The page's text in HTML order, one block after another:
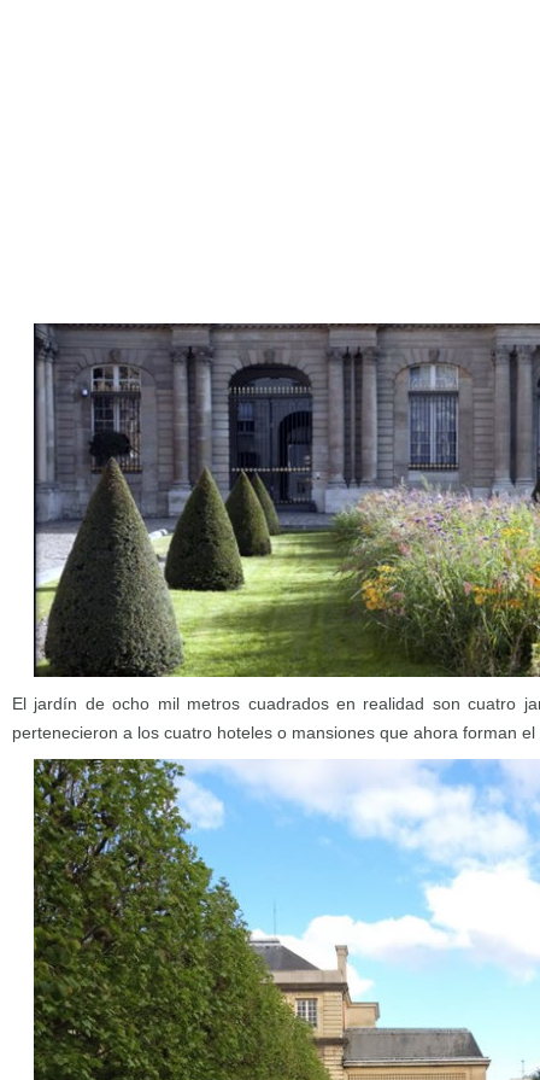
El jardín de ocho mil metros cuadrados en realidad son cuatro
pertenecieron a los cuatro hoteles o mansiones que ahora forman